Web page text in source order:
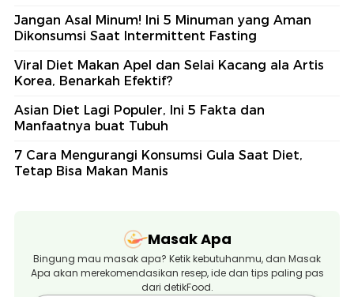
Jangan Asal Minum! Ini 5 Minuman yang Aman
Dikonsumsi Saat Intermittent Fasting
Viral Diet Makan Apel dan Selai Kacang ala Artis
Korea, Benarkah Efektif?
Asian Diet Lagi Populer, Ini 5 Fakta dan
Manfaatnya buat Tubuh
7 Cara Mengurangi Konsumsi Gula Saat Diet,
Tetap Bisa Makan Manis
Masak Apa
Bingung mau masak apa? Ketik kebutuhanmu, dan Masak
Apa akan merekomendasikan resep, ide dan tips paling pas
dari detikFood.